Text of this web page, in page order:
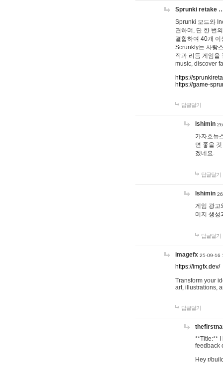
Sprunki retake
Sprunki 모드와
견하며, 단 한 번
결합하여 40개
Scrunkly는 사랑
작과 리듬 게임을
music, discover
https://
https://game-
답글달기
lshimin
카자흐뉴
면 좋을
겠네요.
답글달기
lshimin
게임 광고
미지 생성
답글달기
imagefx 25-09-16
https://imgfx.dev/
Transform your
art, illustrations,
답글달기
**Title:** I
feedback
Hey r/